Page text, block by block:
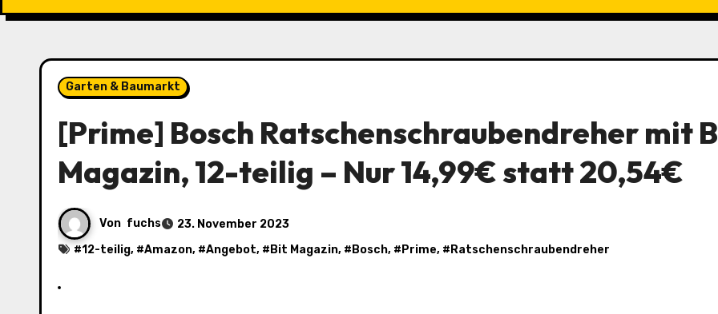
Garten & Baumarkt
[Prime] Bosch Ratschenschraubendreher mit
Magazin, 12-teilig – Nur 14,99€ statt 20,54€
Von fuchs
23. November 2023
#12-teilig, #Amazon, #Angebot, # Bit Magazin, # Bosch, # Prime, # Ratschenschraubendreher